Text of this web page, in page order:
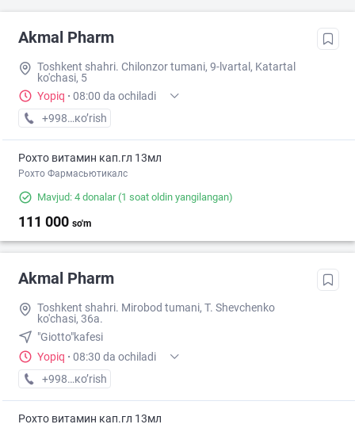
Akmal Pharm
Toshkent shahri. Chilonzor tumani, 9-lvartal, Katartal
ko'chasi, 5
Yopiq · 08:00 da ochiladi
+998 (99) XXX-XX-XX
кo’rish
Рохто витамин кап.гл 13мл
Рохто Фармасьютикалс
Mavjud: 4 donalar(1 soat oldin yangilangan)
111 000 so'm
Akmal Pharm
Toshkent shahri. Mirobod tumani, T. Shevchenko
ko'chasi, 36a.
"Giotto"kafesi
Yopiq · 08:30 da ochiladi
+998 (99) XXX-XX-XX
кo’rish
Рохто витамин кап.гл 13мл